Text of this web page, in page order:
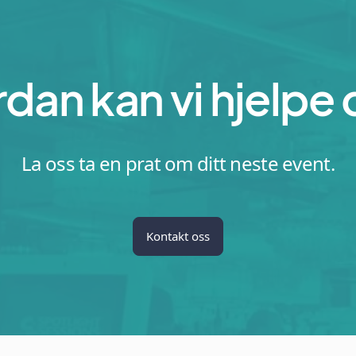
kan vi hjelpe
La oss ta en prat om ditt neste event.
Kontakt oss